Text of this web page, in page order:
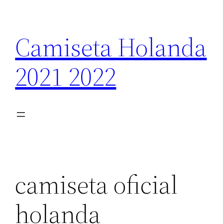
contenido
Camiseta Holanda
2021 2022
camiseta oficial
holanda